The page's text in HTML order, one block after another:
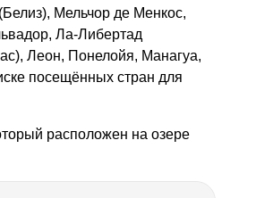
Мельчор де Менкос,
Ла-Либертад
Леон, Понелойя, Манагуа,
посещённых стран для
расположен на озере